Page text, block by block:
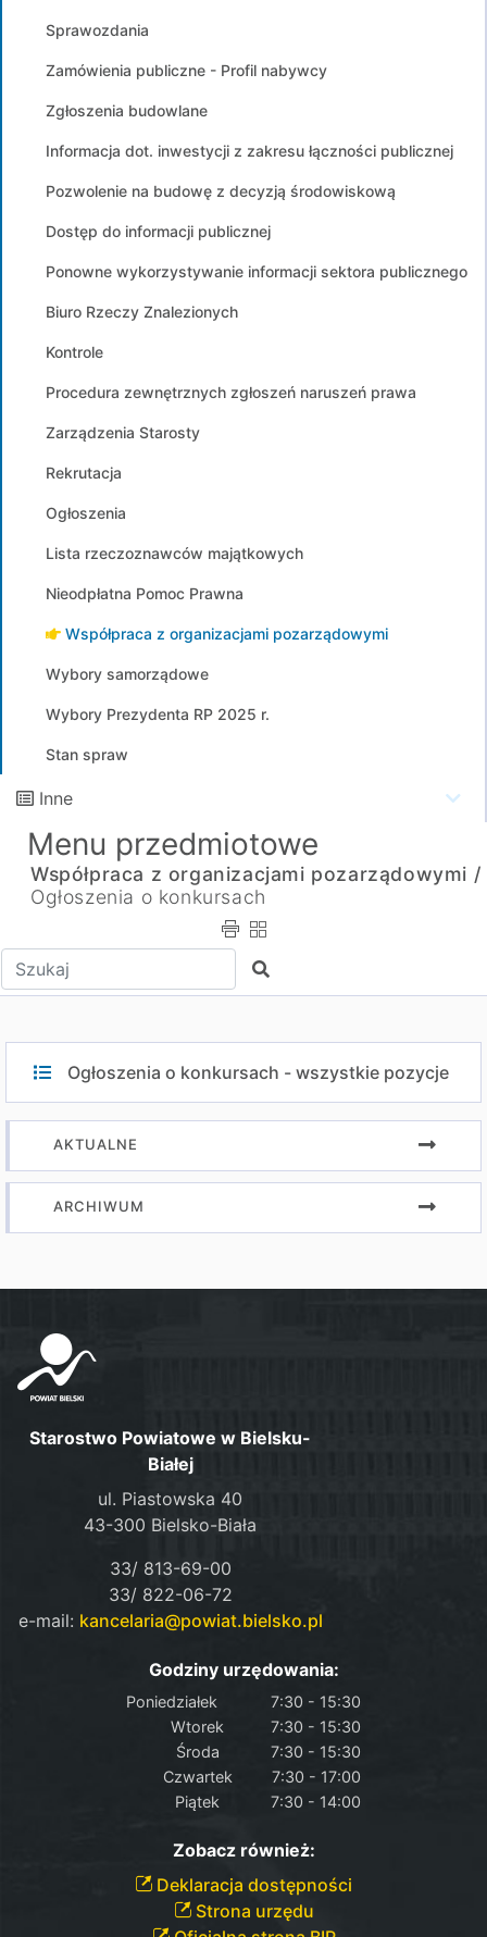
Sprawozdania
Zamówienia publiczne - Profil nabywcy
Zgłoszenia budowlane
Informacja dot. inwestycji z zakresu łączności publicznej
Pozwolenie na budowę z decyzją środowiskową
Dostęp do informacji publicznej
Ponowne wykorzystywanie informacji sektora publicznego
Biuro Rzeczy Znalezionych
Kontrole
Procedura zewnętrznych zgłoszeń naruszeń prawa
Zarządzenia Starosty
Rekrutacja
Ogłoszenia
Lista rzeczoznawców majątkowych
Nieodpłatna Pomoc Prawna
Współpraca z organizacjami pozarządowymi
Wybory samorządowe
Wybory Prezydenta RP 2025 r.
Stan spraw
Inne
Menu przedmiotowe
Współpraca z organizacjami pozarządowymi /
Ogłoszenia o konkursach
Wpisz tekst do wyszukania Szukaj
Ogłoszenia o konkursach - wszystkie pozycje
AKTUALNE
ARCHIWUM
Starostwo Powiatowe w Bielsku-
Białej
ul. Piastowska 40
43-300 Bielsko-Biała
33/ 813-69-00
33/ 822-06-72
e-mail: kancelaria@powiat.bielsko.pl
Godziny urzędowania:
Poniedziałek
7:30 - 15:30
Wtorek
7:30 - 15:30
Środa
7:30 - 15:30
Czwartek
7:30 - 17:00
Piątek
7:30 - 14:00
Zobacz również:
Deklaracja dostępności
Strona urzędu